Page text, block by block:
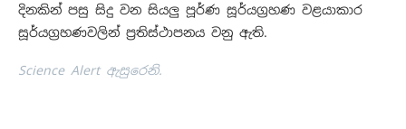
දිනකින් පසු සිදු වන සියලු පූර්ණ සූර්යග්‍රහණ වළයාකාර
සූර්යග්‍රහණවලින් ප්‍රතිස්ථාපනය වනු ඇති.
Science Alert ඇසුරෙනි.